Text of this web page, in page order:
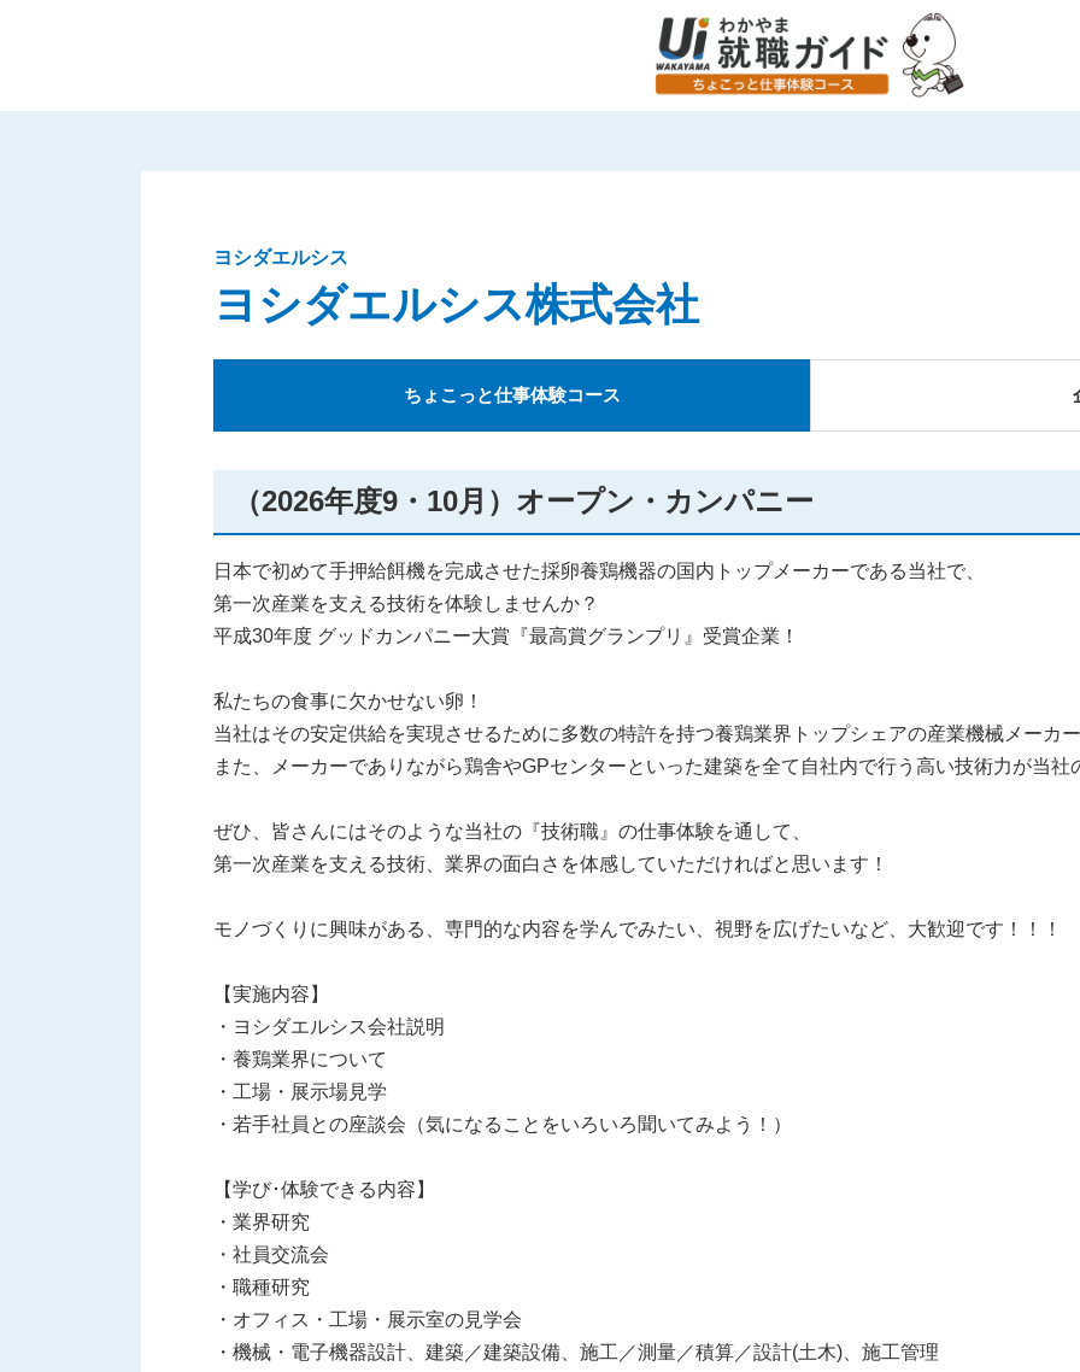
ヨシダエルシス
ヨシダエルシス株式会社
ちょこっと仕事体験コース
（2026年度9・10月）オープン・カンパニー
日本で初めて手押給餌機を完成させた採卵養鶏機器の国内トップメーカーである当社で、
第一次産業を支える技術を体験しませんか？
平成30年度 グッドカンパニー⼤賞『最⾼賞グランプリ』受賞企業！
私たちの食事に欠かせない卵！
当社はその安定供給を実現させるために多数の特許を持つ養鶏業界トップシェアの産業機械メーカ
また、メーカーでありながら鶏舎やGPセンターといった建築を全て自社内で行う高い技術力が当社
ぜひ、皆さんにはそのような当社の『技術職』の仕事体験を通して、
第一次産業を支える技術、業界の面白さを体感していただければと思います！
モノづくりに興味がある、専門的な内容を学んでみたい、視野を広げたいなど、大歓迎です！！！
【実施内容】
・ヨシダエルシス会社説明
・養鶏業界について
・工場・展示場見学
・若手社員との座談会（気になることをいろいろ聞いてみよう！）
【学び･体験できる内容】
・業界研究
・社員交流会
・職種研究
・オフィス・工場・展示室の見学会
・機械・電子機器設計、建築／建築設備、施工／測量／積算／設計(土木)、施工管理